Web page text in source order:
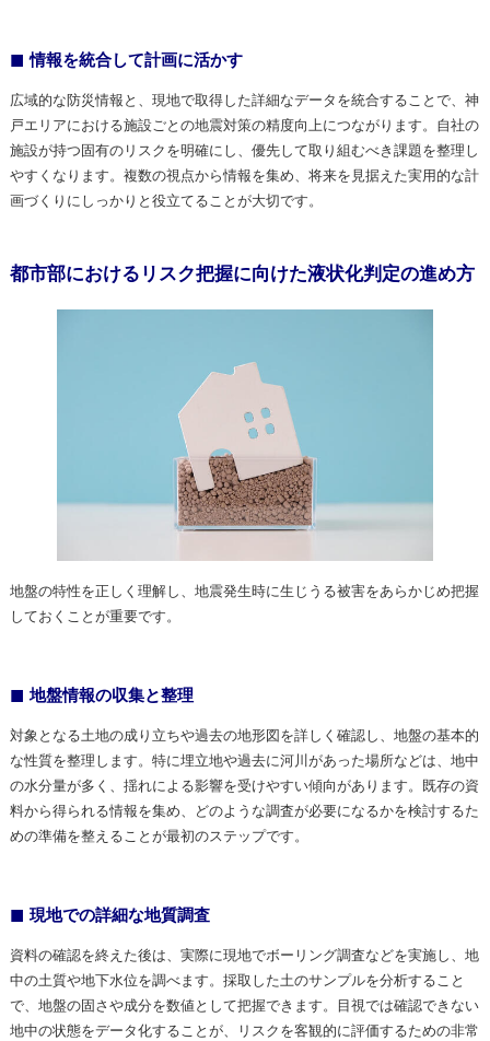
情報を統合して計画に活かす
広域的な防災情報と、現地で取得した詳細なデータを統合することで、神
戸エリアにおける施設ごとの地震対策の精度向上につながります。自社の
施設が持つ固有のリスクを明確にし、優先して取り組むべき課題を整理し
やすくなります。複数の視点から情報を集め、将来を見据えた実用的な計
画づくりにしっかりと役立てることが大切です。
都市部におけるリスク把握に向けた液状化判定の進め方
地盤の特性を正しく理解し、地震発生時に生じうる被害をあらかじめ把握
しておくことが重要です。
地盤情報の収集と整理
対象となる土地の成り立ちや過去の地形図を詳しく確認し、地盤の基本的
な性質を整理します。特に埋立地や過去に河川があった場所などは、地中
の水分量が多く、揺れによる影響を受けやすい傾向があります。既存の資
料から得られる情報を集め、どのような調査が必要になるかを検討するた
めの準備を整えることが最初のステップです。
現地での詳細な地質調査
資料の確認を終えた後は、実際に現地でボーリング調査などを実施し、地
中の土質や地下水位を調べます。採取した土のサンプルを分析すること
で、地盤の固さや成分を数値として把握できます。目視では確認できない
地中の状態をデータ化することが、リスクを客観的に評価するための非常